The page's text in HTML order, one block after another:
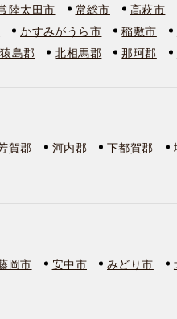
陸太田市 常総市 高萩市
かすみがうら市 稲敷市
猿島郡 北相馬郡 那珂郡
賀郡 河内郡 下都賀郡
岡市 安中市 みどり市